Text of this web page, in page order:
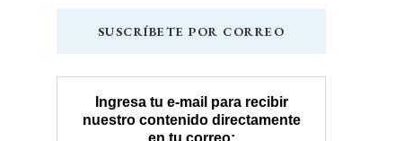
SUSCRÍBETE POR CORREO
Ingresa tu e-mail para recibir
nuestro contenido directamente